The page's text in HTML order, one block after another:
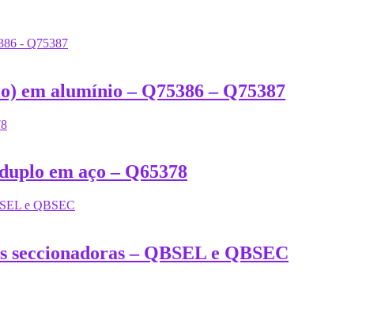
em alumínio – Q75386 – Q75387
em aço – Q65378
seccionadoras – QBSEL e QBSEC